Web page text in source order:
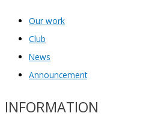
Our work
Club
News
Announcement
INFORMATION